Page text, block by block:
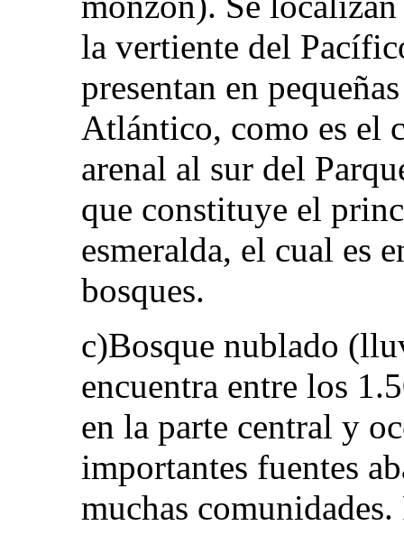
la vertiente del
presentan en
Atlántico, como es el
arenal al sur del
que constituye el
esmeralda, el cual es
bosques.
c)Bosque nublado
encuentra entre los
en la parte central y
importantes fuentes
muchas